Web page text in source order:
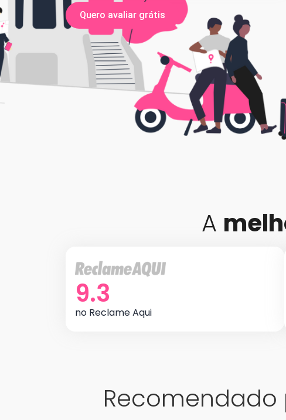
Quero avaliar grátis
A
9.3
no Reclame Aqui